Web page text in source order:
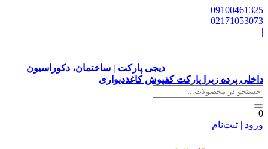
09100461325
02171053073
|
دیجی پارکت | ساختمان، دکوراسیون
داخلی پرده زبرا پارکت کفپوش کاغذدیواری
0
ورود | ثبت‌نام